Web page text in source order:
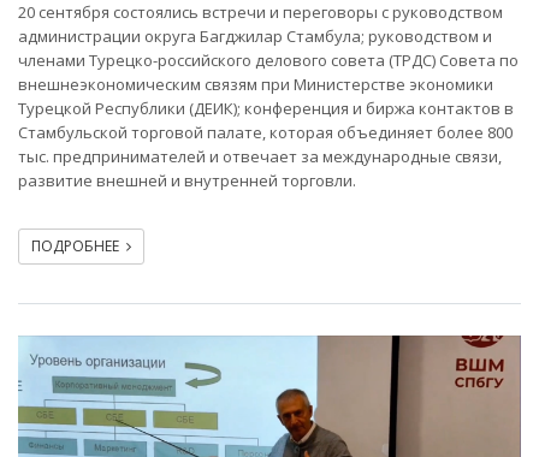
20 сентября состоялись встречи и переговоры с руководством
администрации округа Багджилар Стамбула; руководством и
членами Турецко-российского делового совета (ТРДС) Совета по
внешнеэкономическим связям при Министерстве экономики
Турецкой Республики (ДЕИК); конференция и биржа контактов в
Стамбульской торговой палате, которая объединяет более 800
тыс. предпринимателей и отвечает за международные связи,
развитие внешней и внутренней торговли.
ПОДРОБНЕЕ